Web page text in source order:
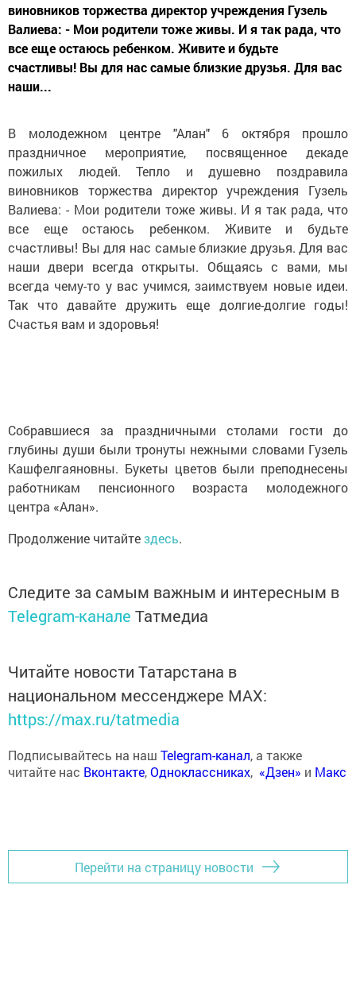
виновников торжества директор учреждения Гузель
Валиева: - Мои родители тоже живы. И я так рада, что
все еще остаюсь ребенком. Живите и будьте
счастливы! Вы для нас самые близкие друзья. Для вас
наши...
В молодежном центре "Алан" 6 октября прошло
праздничное мероприятие, посвященное декаде
пожилых людей. Тепло и душевно поздравила
виновников торжества директор учреждения Гузель
Валиева: - Мои родители тоже живы. И я так рада, что
все еще остаюсь ребенком. Живите и будьте
счастливы! Вы для нас самые близкие друзья. Для вас
наши двери всегда открыты. Общаясь с вами, мы
всегда чему-то у вас учимся, заимствуем новые идеи.
Так что давайте дружить еще долгие-долгие годы!
Счастья вам и здоровья!
Собравшиеся за праздничными столами гости до
глубины души были тронуты нежными словами Гузель
Кашфелгаяновны. Букеты цветов были преподнесены
работникам пенсионного возраста молодежного
центра «Алан».
Продолжение читайтездесь.
Следите за самым важным и интересным в
Telegram-канале Татмедиа
Читайте новости Татарстана в
национальном мессенджере MАХ:
https://max.ru/tatmedia
Подписывайтесь на наш Telegram-канал, а также
читайте нас Вконтакте,Одноклассниках, «Дзен» и Макс
Перейти на страницу новости